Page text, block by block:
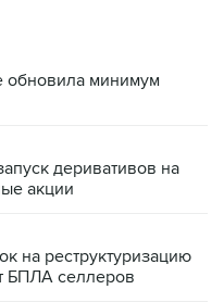
минимум
деривативов на
акции
на реструктуризацию
БПЛА селлеров